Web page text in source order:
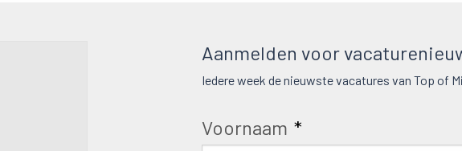
Aanmelden voor
Iedere week de nieuwste vacatures van Top of
Voornaam *